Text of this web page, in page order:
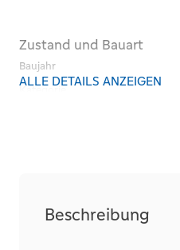
Zustand und Bauart
Baujahr
Kategorie
ALLE DETAILS ANZEIGEN
Beschreibung